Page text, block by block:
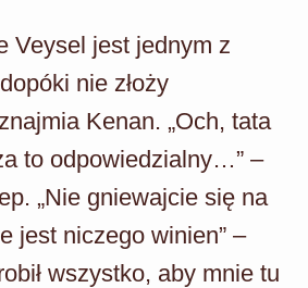
Veysel jest jednym z
nie złoży
Kenan. „Och, tata
to odpowiedzialny…” –
„Nie gniewajcie się na
jest niczego winien” –
wszystko, aby mnie tu